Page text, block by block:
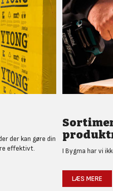
der kan gøre din
effektivt.
I Bygma har vi
LÆS MERE